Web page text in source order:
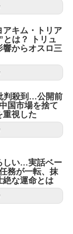
アキム・トリア
とは？ トリュ
響からオスロ三
判殺到…公開前
国市場を捨て
視した
しい…実話ベー
務が一転、抹
な運命とは